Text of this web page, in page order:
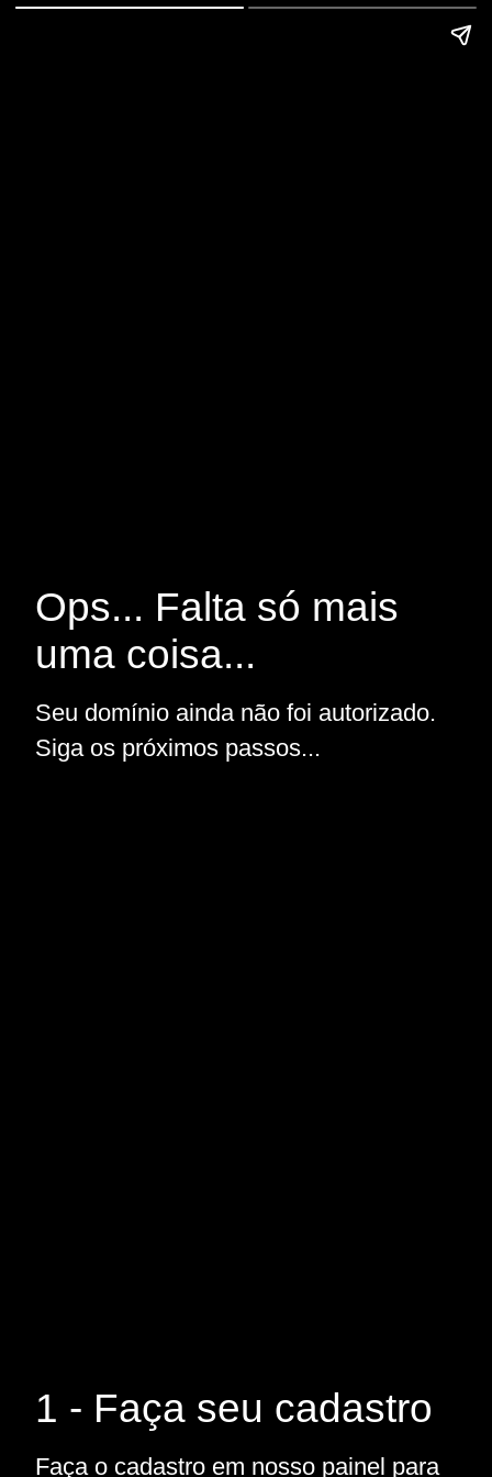
Ops... Falta só mais
uma coisa...
Seu domínio ainda não foi autorizado.
Siga os próximos passos...
1 - Faça seu cadastro
Faça o cadastro em nosso painel para